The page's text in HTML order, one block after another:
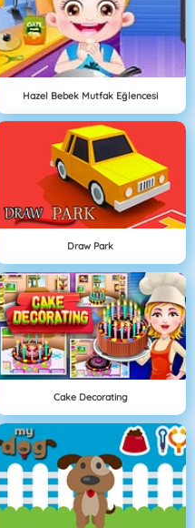
Hazel Bebek Mutfak Eğlencesi
Draw Park
Cake Decorating